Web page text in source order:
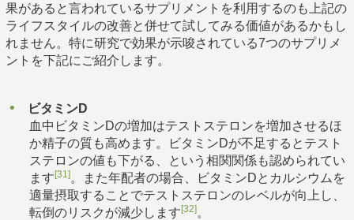
果があると言われているサプリメントを利用するのも上記の
ライフスタイルの改善と併せて試してみる価値があるかもし
れません。特に研究で効果が示唆されている7つのサプリメ
ントを下記にご紹介します。
ビタミンD
血中ビタミンDの増加はテストステロンを増加させるほ
か精子の質も高めます。ビタミンDが不足するとテスト
ステロンの値も下がる、という相関関係も認められてい
ます[31]。また年配者の場合、ビタミンDとカルシウムを
適量摂取することでテストステロンのレベルが向上し、
転倒のリスクが減少します[32]。